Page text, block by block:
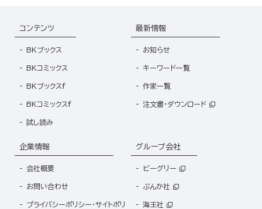
コンテンツ
BKブックス
BKコミックス
BKブックスf
BKコミックスf
試し読み
最新情報
お知らせ
キーワード一覧
作家一覧
注文書・ダウンロード
企業情報
会社概要
お問い合わせ
プライバシーポリシー・サイトポリ
グループ会社
ビーグリー
ぶんか社
海王社